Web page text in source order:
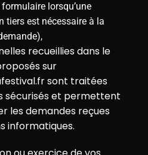
lorsqu’une
tiers est nécessaire à la
recueillies dans le
sur
sont traitées
sécurisés et permettent
les demandes reçues
informatiques.